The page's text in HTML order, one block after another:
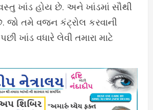
ખાંડ હોય છે. અને ખાંડમાં સૌથી
જો તમે વજન કંટ્રોલ કરવાની
ખાંડ વધારે લેવી તમારા માટે